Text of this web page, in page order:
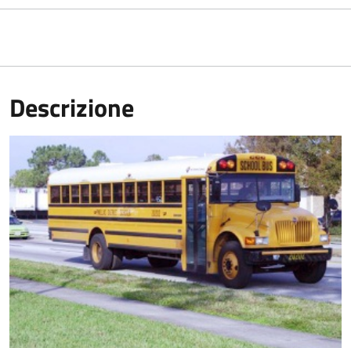
Descrizione